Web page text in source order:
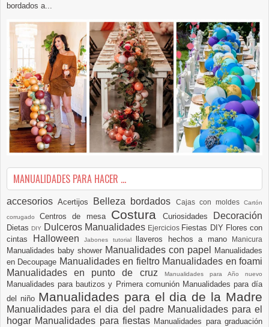
bordados a...
MANUALIDADES PARA HACER ...
accesoriosAcertijos Belleza bordados Cajas con moldesCartón
corrugadoCentros de mesa Costura Curiosidades Decoración
DietasDIY Dulceros Manualidades Ejercicios Fiestas DIY Flores con
cintas
Halloween Jabones tutorial llaveros hechos a mano Manicura
Manualidades baby shower Manualidades con papel
Manualidades
en Decoupage Manualidades en fieltro Manualidades en foami
Manualidades en punto de cruz
Manualidades para Año nuevo
Manualidades para bautizos y Primera comunión Manualidades para día
del niño Manualidades para el dia de la Madre
Manualidades para el dia del padre Manualidades para el
hogar Manualidades para fiestas Manualidades para graduación